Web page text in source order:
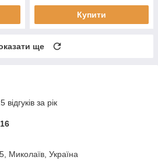
Купити
ще
за рік
Миколаїв, Україна